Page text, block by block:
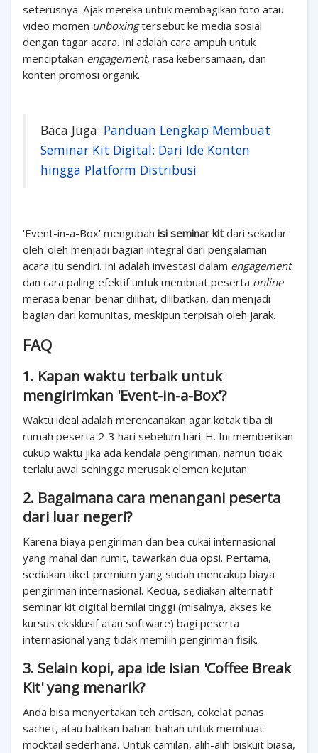
seterusnya. Ajak mereka untuk membagikan foto atau
video momen unboxingtersebut ke media sosial
dengan tagar acara. Ini adalah cara ampuh untuk
menciptakan engagement, rasa kebersamaan, dan
konten promosi organik.
Baca Juga: Panduan Lengkap Membuat
Seminar Kit Digital: Dari Ide Konten
hingga Platform Distribusi
'Event-in-a-Box' mengubah isi seminar kit dari sekadar
oleh-oleh menjadi bagian integral dari pengalaman
acara itu sendiri. Ini adalah investasi dalam engagement
dan cara paling efektif untuk membuat peserta online
merasa benar-benar dilihat, dilibatkan, dan menjadi
bagian dari komunitas, meskipun terpisah oleh jarak.
FAQ
1. Kapan waktu terbaik untuk
mengirimkan 'Event-in-a-Box'?
Waktu ideal adalah merencanakan agar kotak tiba di
rumah peserta 2-3 hari sebelum hari-H. Ini memberikan
cukup waktu jika ada kendala pengiriman, namun tidak
terlalu awal sehingga merusak elemen kejutan.
2. Bagaimana cara menangani peserta
dari luar negeri?
Karena biaya pengiriman dan bea cukai internasional
yang mahal dan rumit, tawarkan dua opsi. Pertama,
sediakan tiket premium yang sudah mencakup biaya
pengiriman internasional. Kedua, sediakan alternatif
seminar kit digital bernilai tinggi (misalnya, akses ke
kursus eksklusif atau software) bagi peserta
internasional yang tidak memilih pengiriman fisik.
3. Selain kopi, apa ide isian 'Coffee Break
Kit' yang menarik?
Anda bisa menyertakan teh artisan, cokelat panas
sachet, atau bahkan bahan-bahan untuk membuat
mocktail sederhana. Untuk camilan, alih-alih biskuit biasa,